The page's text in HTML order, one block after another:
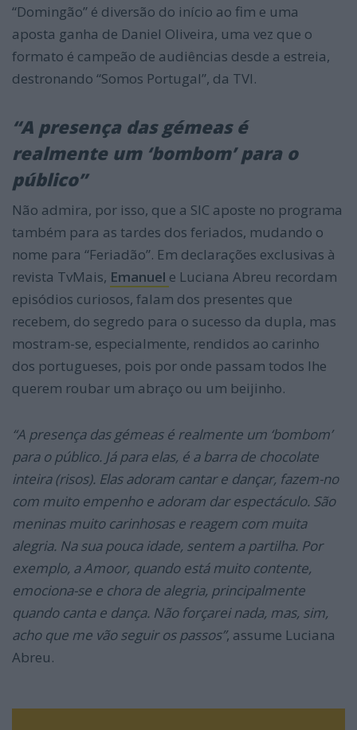
“Domingão” é diversão do início ao fim e uma
aposta ganha de Daniel Oliveira, uma vez que o
formato é campeão de audiências desde a estreia,
destronando “Somos Portugal”, da TVI.
“A presença das gémeas é
realmente um ‘bombom’ para o
público”
Não admira, por isso, que a SIC aposte no programa
também para as tardes dos feriados, mudando o
nome para “Feriadão”. Em declarações exclusivas à
revista TvMais, Emanuel e Luciana Abreu recordam
episódios curiosos, falam dos presentes que
recebem, do segredo para o sucesso da dupla, mas
mostram-se, especialmente, rendidos ao carinho
dos portugueses, pois por onde passam todos lhe
querem roubar um abraço ou um beijinho.
“A presença das gémeas é realmente um ‘bombom’
para o público. Já para elas, é a barra de chocolate
inteira (risos). Elas adoram cantar e dançar, fazem-no
com muito empenho e adoram dar espectáculo. São
meninas muito carinhosas e reagem com muita
alegria. Na sua pouca idade, sentem a partilha. Por
exemplo, a Amoor, quando está muito contente,
emociona-se e chora de alegria, principalmente
quando canta e dança. Não forçarei nada, mas, sim,
acho que me vão seguir os passos”, assume Luciana
Abreu.